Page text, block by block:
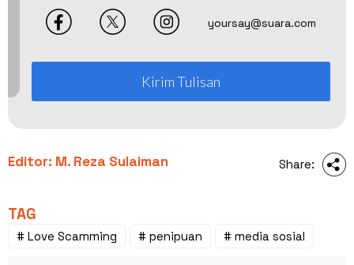
yoursay@suara.com
Kirim Tulisan
Editor: M. Reza Sulaiman Share:
TAG
# Love Scamming # penipuan # media sosial